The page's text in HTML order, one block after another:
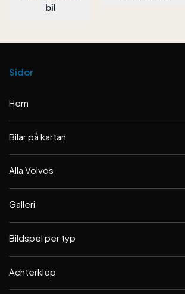
bil
Sidor
Hem
Bilar på kartan
Alla Volvos
Galleri
Bildspel per typ
Achterklep